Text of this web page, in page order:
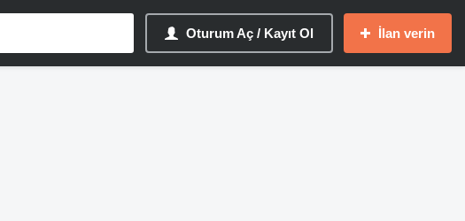
Oturum Aç / Kayıt Ol İlan verin